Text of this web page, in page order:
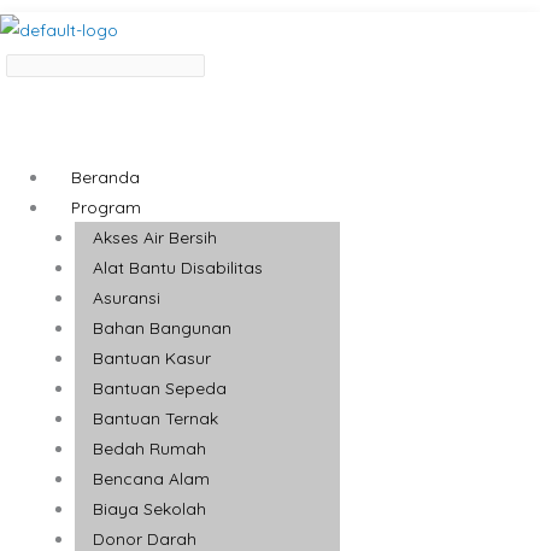
Beranda
Program
Akses Air Bersih
Alat Bantu Disabilitas
Asuransi
Bahan Bangunan
Bantuan Kasur
Bantuan Sepeda
Bantuan Ternak
Bedah Rumah
Bencana Alam
Biaya Sekolah
Donor Darah